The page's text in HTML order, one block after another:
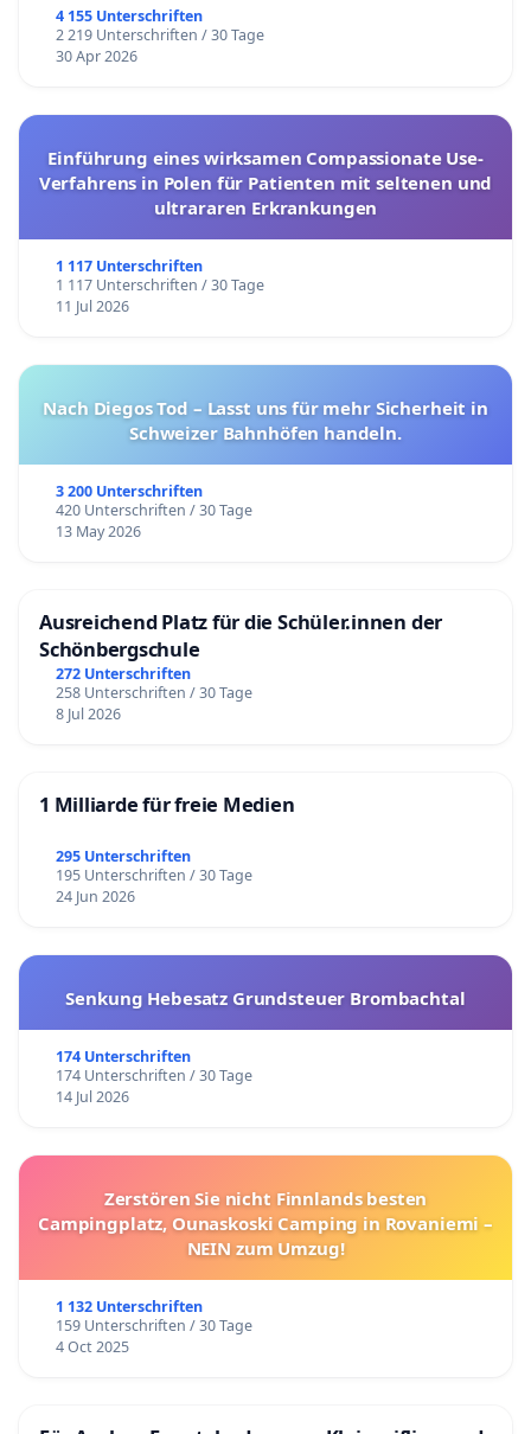
4 155 Unterschriften
2 219 Unterschriften / 30 Tage
30 Apr 2026
Einführung eines wirksamen Compassionate Use-
Verfahrens in Polen für Patienten mit seltenen und
ultrararen Erkrankungen
1 117 Unterschriften
1 117 Unterschriften / 30 Tage
11 Jul 2026
Nach Diegos Tod – Lasst uns für mehr Sicherheit in
Schweizer Bahnhöfen handeln.
3 200 Unterschriften
420 Unterschriften / 30 Tage
13 May 2026
Ausreichend Platz für die Schüler.innen der
Schönbergschule
272 Unterschriften
258 Unterschriften / 30 Tage
8 Jul 2026
1 Milliarde für freie Medien
295 Unterschriften
195 Unterschriften / 30 Tage
24 Jun 2026
Senkung Hebesatz Grundsteuer Brombachtal
174 Unterschriften
174 Unterschriften / 30 Tage
14 Jul 2026
Zerstören Sie nicht Finnlands besten
Campingplatz, Ounaskoski Camping in Rovaniemi –
NEIN zum Umzug!
1 132 Unterschriften
159 Unterschriften / 30 Tage
4 Oct 2025